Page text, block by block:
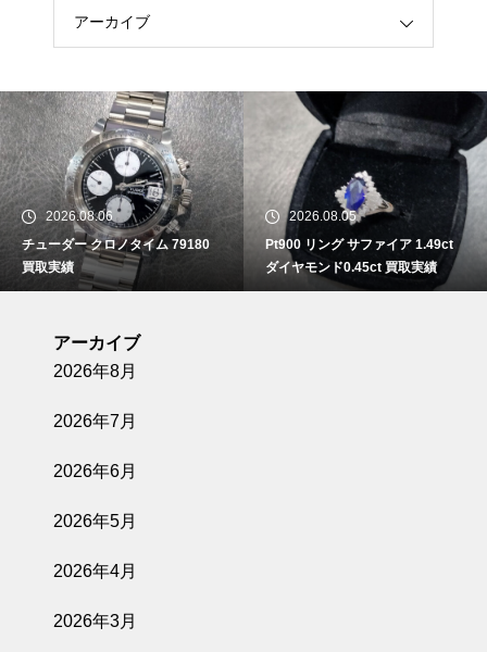
アーカイブ
2026.08.06
チューダー クロノタイム 79180
買取実績
2026.08.05
Pt900 リング サファイア 1.49ct
ダイヤモンド0.45ct 買取実績
アーカイブ
2026年8月
2026年7月
2026年6月
2026年5月
2026年4月
2026年3月